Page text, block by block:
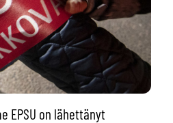
EPSU on lähettänyt